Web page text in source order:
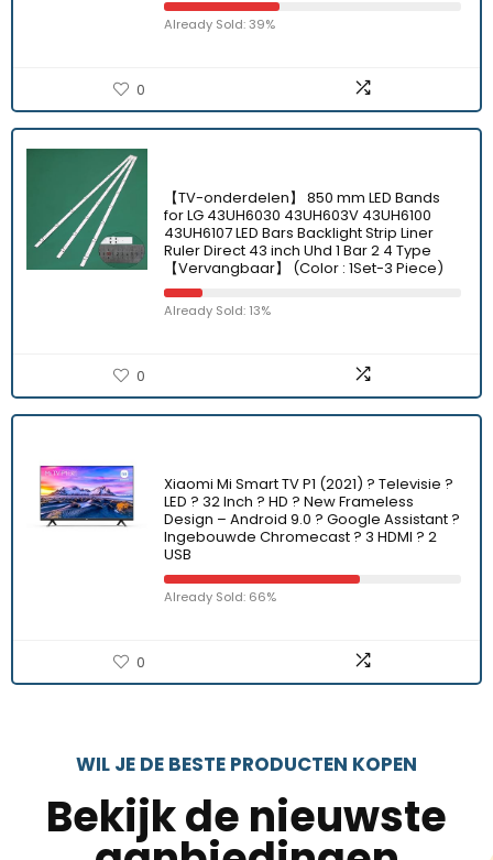
Already Sold: 39%
0
【TV-onderdelen】 850 mm LED Bands
for LG 43UH6030 43UH603V 43UH6100
43UH6107 LED Bars Backlight Strip Liner
Ruler Direct 43 inch Uhd 1 Bar 2 4 Type
【Vervangbaar】 (Color : 1Set-3 Piece)
Already Sold: 13%
0
Xiaomi Mi Smart TV P1 (2021) ? Televisie ?
LED ? 32 Inch ? HD ? New Frameless
Design – Android 9.0 ? Google Assistant ?
Ingebouwde Chromecast ? 3 HDMI ? 2
USB
Already Sold: 66%
0
WIL JE DE BESTE PRODUCTEN KOPEN
Bekijk de nieuwste